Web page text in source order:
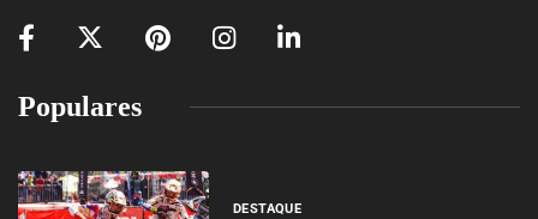
Populares
DESTAQUE